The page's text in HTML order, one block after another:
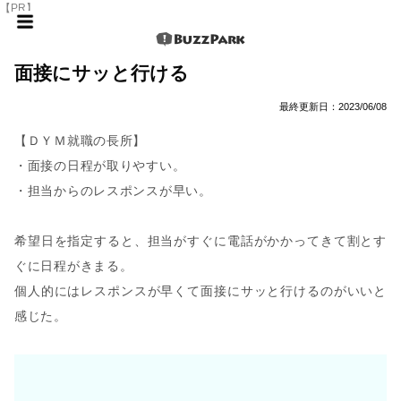
【PR】
面接にサッと行ける
最終更新日： 2023/06/08
【ＤＹＭ就職の長所】
・面接の日程が取りやすい。
・担当からのレスポンスが早い。
希望日を指定すると、担当がすぐに電話がかかってきて割とす
ぐに日程がきまる。
個人的にはレスポンスが早くて面接にサッと行けるのがいいと
感じた。